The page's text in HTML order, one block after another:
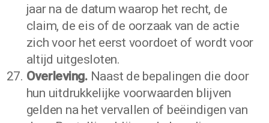
jaar na de datum waarop het recht, de
claim, de eis of de oorzaak van de actie
zich voor het eerst voordoet of wordt voor
altijd uitgesloten.
Overleving.Naast de bepalingen die door
hun uitdrukkelijke voorwaarden blijven
gelden na het vervallen of beëindigen van